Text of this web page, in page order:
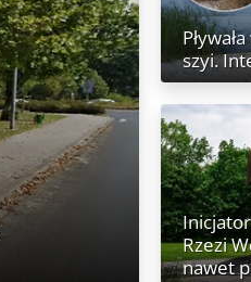
szyi.
Rzezi
nawet